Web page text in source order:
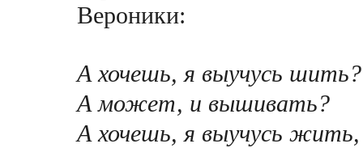
Вероники:
А хочешь, я выучусь шить?
А может, и вышивать?
А хочешь, я выучусь жить,